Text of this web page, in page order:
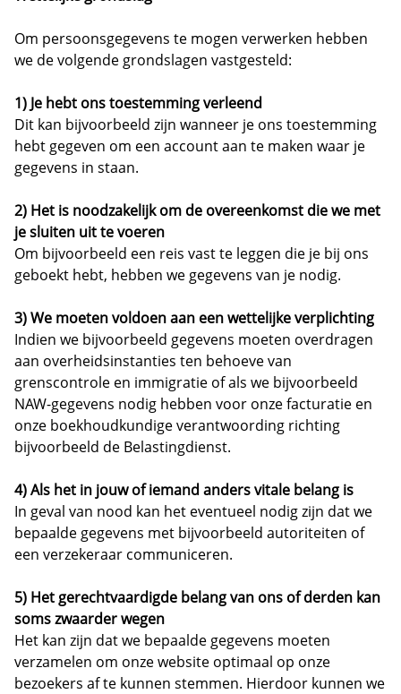
Om persoonsgegevens te mogen verwerken hebben
we de volgende grondslagen vastgesteld:
1) Je hebt ons toestemming verleend
Dit kan bijvoorbeeld zijn wanneer je ons toestemming
hebt gegeven om een account aan te maken waar je
gegevens in staan.
2) Het is noodzakelijk om de overeenkomst die we met
je sluiten uit te voeren
Om bijvoorbeeld een reis vast te leggen die je bij ons
geboekt hebt, hebben we gegevens van je nodig.
3) We moeten voldoen aan een wettelijke verplichting
Indien we bijvoorbeeld gegevens moeten overdragen
aan overheidsinstanties ten behoeve van
grenscontrole en immigratie of als we bijvoorbeeld
NAW-gegevens nodig hebben voor onze facturatie en
onze boekhoudkundige verantwoording richting
bijvoorbeeld de Belastingdienst.
4) Als het in jouw of iemand anders vitale belang is
In geval van nood kan het eventueel nodig zijn dat we
bepaalde gegevens met bijvoorbeeld autoriteiten of
een verzekeraar communiceren.
5) Het gerechtvaardigde belang van ons of derden kan
soms zwaarder wegen
Het kan zijn dat we bepaalde gegevens moeten
verzamelen om onze website optimaal op onze
bezoekers af te kunnen stemmen. Hierdoor kunnen we